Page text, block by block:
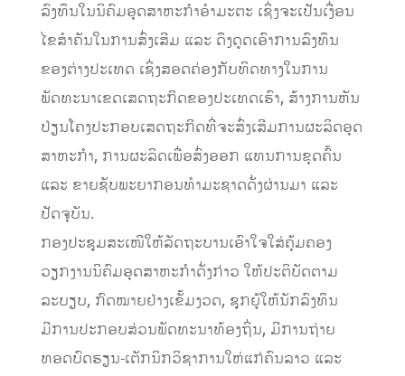
ລົງທຶນໃນນິຄົມອຸດສາຫະກໍາອຳມະຕະ ເຊິ່ງຈະເປັນເງື່ອນ
ໄຂສໍາຄັນໃນການສົ່ງເສີມ ແລະ ດຶງດູດເອົາການລົງທຶນ
ຂອງຕ່າງປະເທດ ເຊິ່ງສອດຄ່ອງກັບທິດທາງໃນການ
ພັດທະນາເຂດເສດຖະກິດຂອງປະເທດເຮົາ, ສ້າງການຫັນ
ປ່ຽນໂຄງປະກອບເສດຖະກິດທີ່ຈະສົ່ງເສີມການຜະລິດອຸດ
ສາຫະກໍາ, ການຜະລິດເພື່ອສົ່ງອອກ ແທນການຂຸດຄົ້ນ
ແລະ ຂາຍຊັບພະຍາກອນທໍາມະຊາດດັ່ງຜ່ານມາ ແລະ
ປັດຈຸບັນ.
ກອງປະຊຸມສະເໜີໃຫ້ລັດຖະບານເອົາໃຈໃສ່ຄຸ້ມຄອງ
ວຽກງານນິຄົມອຸດສາຫະກໍາດັ່ງກ່າວ ໃຫ້ປະຕິບັດຕາມ
ລະບຽບ, ກົດໝາຍຢ່າງເຂັ້ມງວດ, ຊຸກຍູ້ໃຫ້ນັກລົງທຶນ
ມີການປະກອບສ່ວນພັດທະນາທ້ອງຖິ່ນ, ມີການຖ່າຍ
ທອດບົດຮຽນ-ເຕັກນິກວິຊາການໃຫ່ແກ່ຄົນລາວ ແລະ